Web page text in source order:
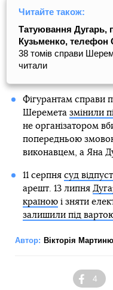
Читайте також:
Татуювання Дугарь,
Кузьменко, телефон
38 томів справи
читали
Фігурантам справи
Шеремета змінили
не організатором
попередньою
виконавцем, а Яна
11 серпня суд
арешт. 13 липня
країноюі зняти
залишили під
Автор: Вікторія
4